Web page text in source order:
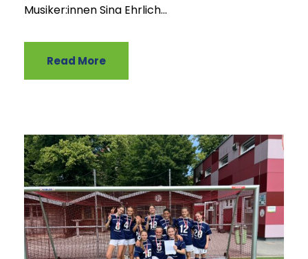
Musiker:innen Sina Ehrlich...
Read More